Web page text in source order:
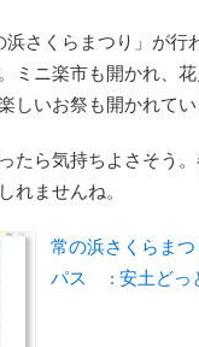
浜さくらまつり」が行
ミニ楽市も開かれ、
しいお祭も開かれてい
たら気持ちよさそう
れませんね。
常の浜さくらま
パス : 安土どっ